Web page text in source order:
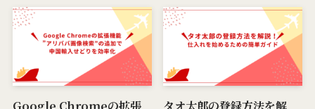
Google Chromeの拡張
タオ太郎の登録方法を解